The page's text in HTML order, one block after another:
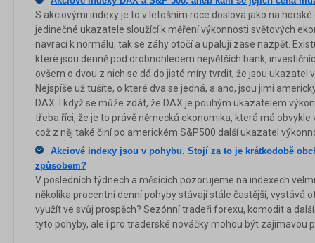
S akciovými indexy je to v letošním roce doslova jako na
jedinečné ukazatele sloužící k měření výkonnosti světových
navrací k normálu, tak se záhy otočí a upalují zase nazpět.
které jsou denně pod drobnohledem největších bank,
ovšem o dvou z nich se dá do jisté míry tvrdit, že jsou ukazatel
Nejspíše už tušíte, o které dva se jedná, a ano, jsou jimi
DAX. I když se může zdát, že DAX je pouhým ukazatelem
třeba říci, že je to právě německá ekonomika, která má
což z něj také činí po americkém S&P500 další ukazatel
Akciové indexy jsou v pohybu. Stojí za to je krátkodobě
způsobem?
V posledních týdnech a měsících pozorujeme na indexech
několika procentní denní pohyby stávají stále častější, vystává
využít ve svůj prospěch? Sezónní tradeři forexu, komodit a
tyto pohyby, ale i pro traderské nováčky mohou být zajímavou